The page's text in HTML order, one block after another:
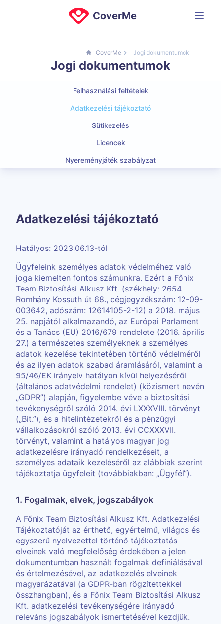
CoverMe
CoverMe Jogi dokumentumok
Jogi dokumentumok
Felhasználási feltételek
Adatkezelési tájékoztató
Sütikezelés
Licencek
Nyereményjáték szabályzat
Adatkezelési tájékoztató
Hatályos: 2023.06.13-tól
Ügyfeleink személyes adatok védelméhez való
joga kiemelten fontos számunkra. Ezért a Főnix
Team Biztosítási Alkusz Kft. (székhely: 2654
Romhány Kossuth út 68., cégjegyzékszám: 12-09-
003642, adószám: 12614105-2-12) a 2018. május
25. napjától alkalmazandó, az Európai Parlament
és a Tanács (EU) 2016/679 rendelete (2016. április
27.) a természetes személyeknek a személyes
adatok kezelése tekintetében történő védelméről
és az ilyen adatok szabad áramlásáról, valamint a
95/46/EK irányelv hatályon kívül helyezéséről
(általános adatvédelmi rendelet) (közismert nevén
„GDPR”) alapján, figyelembe véve a biztosítási
tevékenységről szóló 2014. évi LXXXVIII. törvényt
(„Bit.”), és a hitelintézetekről és a pénzügyi
vállalkozásokról szóló 2013. évi CCXXXVII.
törvényt, valamint a hatályos magyar jog
adatkezelésre irányadó rendelkezéseit, a
személyes adataik kezeléséről az alábbiak szerint
tájékoztatja ügyfeleit (továbbiakban: „Ügyfél”).
1. Fogalmak, elvek, jogszabályok
A Főnix Team Biztosítási Alkusz Kft. Adatkezelési
Tájékoztatóját az érthető, egyértelmű, világos és
egyszerű nyelvezettel történő tájékoztatás
elveinek való megfelelőség érdekében a jelen
dokumentumban használt fogalmak definiálásával
és értelmezésével, az adatkezelés elveinek
magyarázatával (a GDPR-ban rögzítettekkel
összhangban), és a Főnix Team Biztosítási Alkusz
Kft. adatkezelési tevékenységére irányadó
releváns jogszabályok ismertetésével kezdjük.